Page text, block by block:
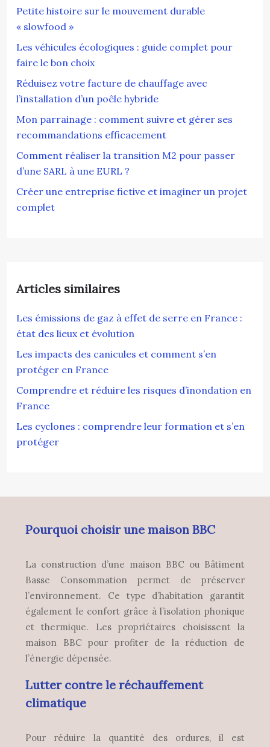
Petite histoire sur le mouvement durable
« slowfood »
Les véhicules écologiques : guide complet pour
faire le bon choix
Réduisez votre facture de chauffage avec
l’installation d’un poêle hybride
Mon parrainage : comment suivre et gérer ses
recommandations efficacement
Comment réaliser la transition M2 pour passer
d’une SARL à une EURL ?
Créer une entreprise fictive et imaginer un projet
complet
Articles similaires
Les émissions de gaz à effet de serre en France :
état des lieux et évolution
Les impacts des canicules et comment s’en
protéger en France
Comprendre et réduire les risques d’inondation en
France
Les cyclones : comprendre leur formation et s’en
protéger
Pourquoi choisir une maison BBC
La construction d’une maison BBC ou Bâtiment
Basse Consommation permet de préserver
l’environnement. Ce type d’habitation garantit
également le confort grâce à l’isolation phonique
et thermique. Les propriétaires choisissent la
maison BBC pour profiter de la réduction de
l’énergie dépensée.
Lutter contre le réchauffement
climatique
Pour réduire la quantité des ordures, il est